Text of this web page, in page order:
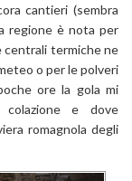
cantieri (sembra
regione è nota per
centrali termiche ne
o per le polveri
ore la gola mi
e dove
romagnola degli